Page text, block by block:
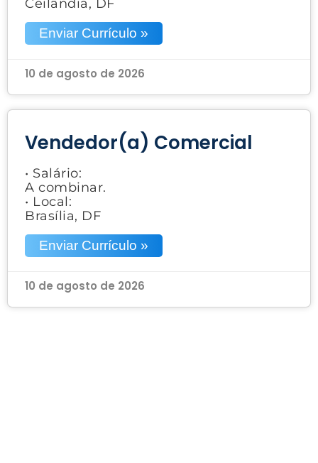
Ceilândia, DF
Enviar Currículo »
10 de agosto de 2026
Vendedor(a) Comercial
• Salário:
A combinar.
• Local:
Brasília, DF
Enviar Currículo »
10 de agosto de 2026